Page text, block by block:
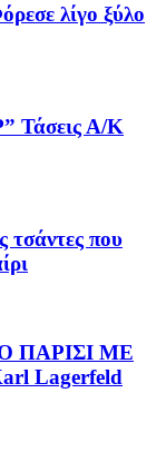
λίγο ξύλο
Τάσεις Α/Κ
τσάντες που
ΠΑΡΙΣΙ ΜΕ
Lagerfeld